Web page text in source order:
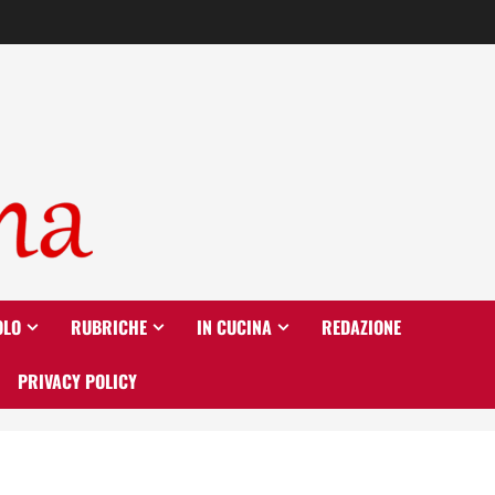
RUBRICHE IN CUCINA REDAZIONE
PRIVACY POLICY